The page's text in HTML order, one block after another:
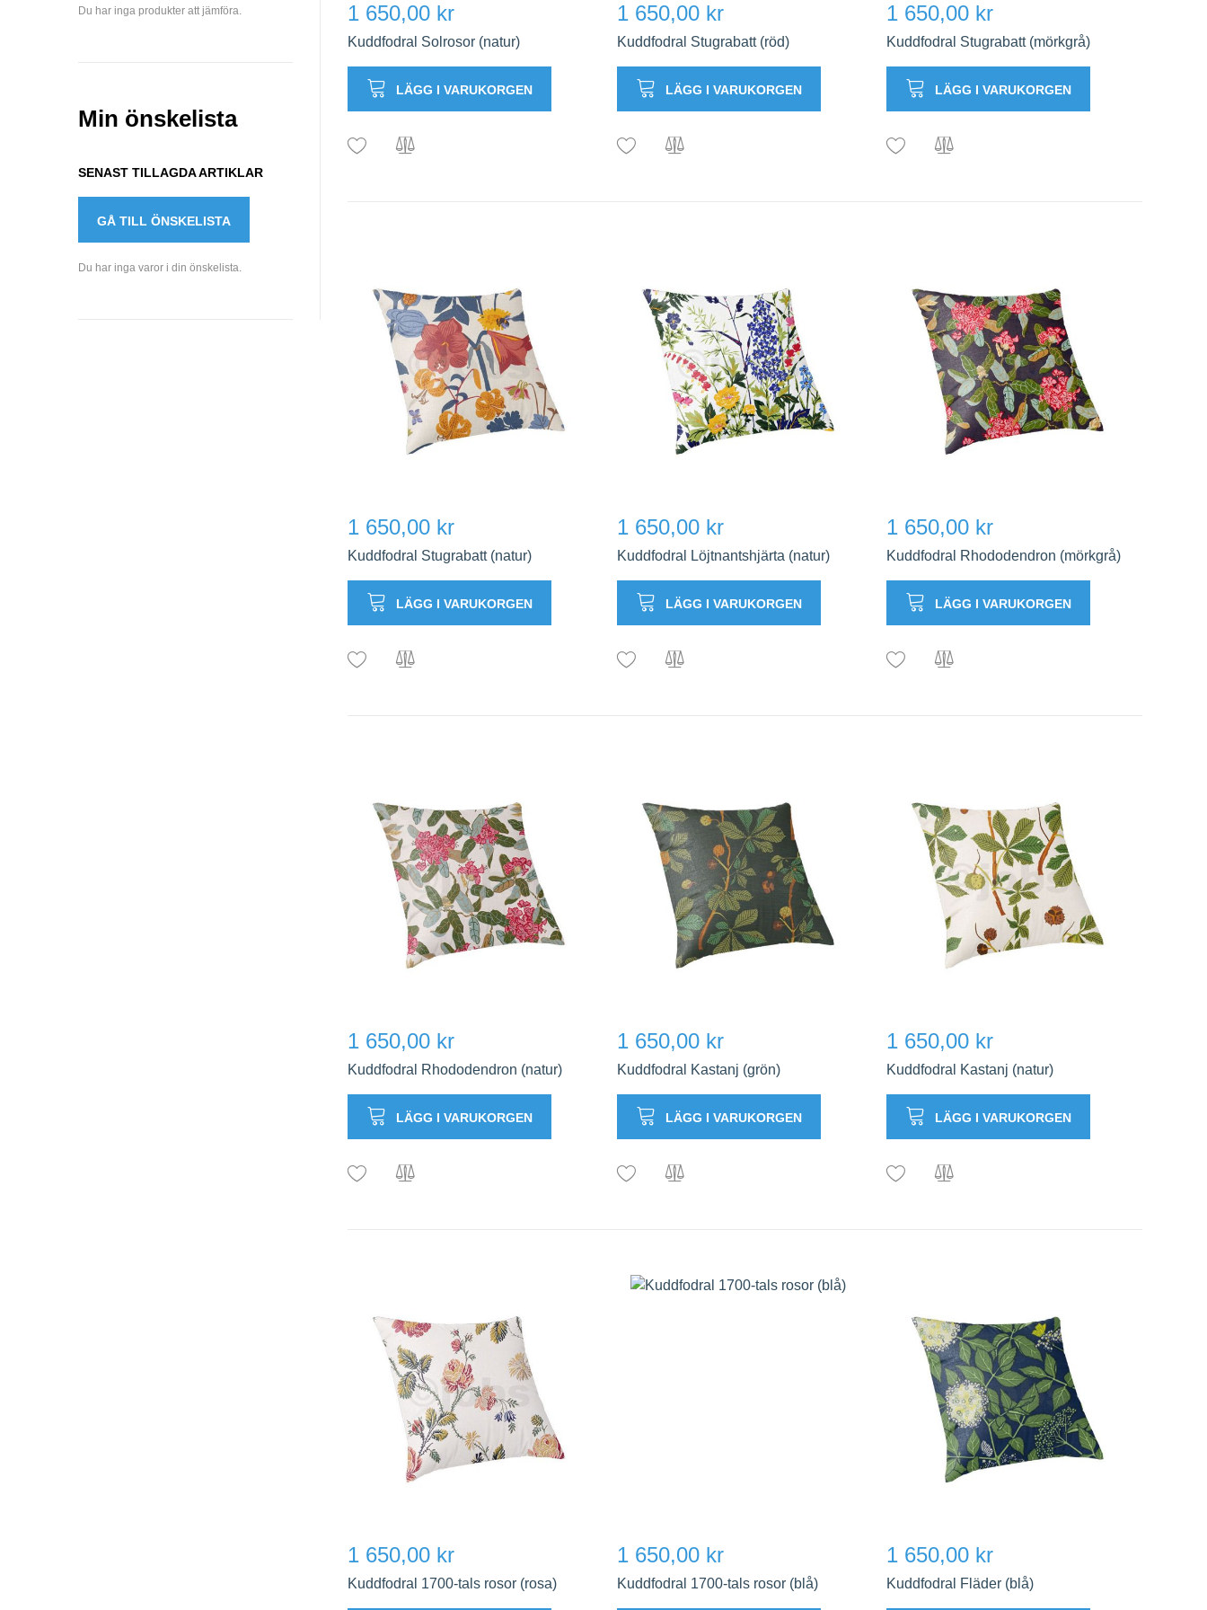
1 650,00 kr
Kuddfodral Solrosor (natur)
LÄGG I VARUKORGEN
1 650,00 kr
Kuddfodral Stugrabatt (röd)
LÄGG I VARUKORGEN
1 650,00 kr
Kuddfodral Stugrabatt (mörkgrå)
LÄGG I VARUKORGEN
1 650,00 kr
Kuddfodral Stugrabatt (natur)
LÄGG I VARUKORGEN
1 650,00 kr
Kuddfodral Löjtnantshjärta (natur)
LÄGG I VARUKORGEN
1 650,00 kr
Kuddfodral Rhododendron (mörkgrå)
LÄGG I VARUKORGEN
1 650,00 kr
Kuddfodral Rhododendron (natur)
LÄGG I VARUKORGEN
1 650,00 kr
Kuddfodral Kastanj (grön)
LÄGG I VARUKORGEN
1 650,00 kr
Kuddfodral Kastanj (natur)
LÄGG I VARUKORGEN
1 650,00 kr
Kuddfodral 1700-tals rosor (rosa)
1 650,00 kr
Kuddfodral 1700-tals rosor (blå)
1 650,00 kr
Kuddfodral Fläder (blå)
Du har inga produkter att jämföra.
Min önskelista
SENAST TILLAGDA ARTIKLAR
GÅ TILL ÖNSKELISTA
Du har inga varor i din önskelista.